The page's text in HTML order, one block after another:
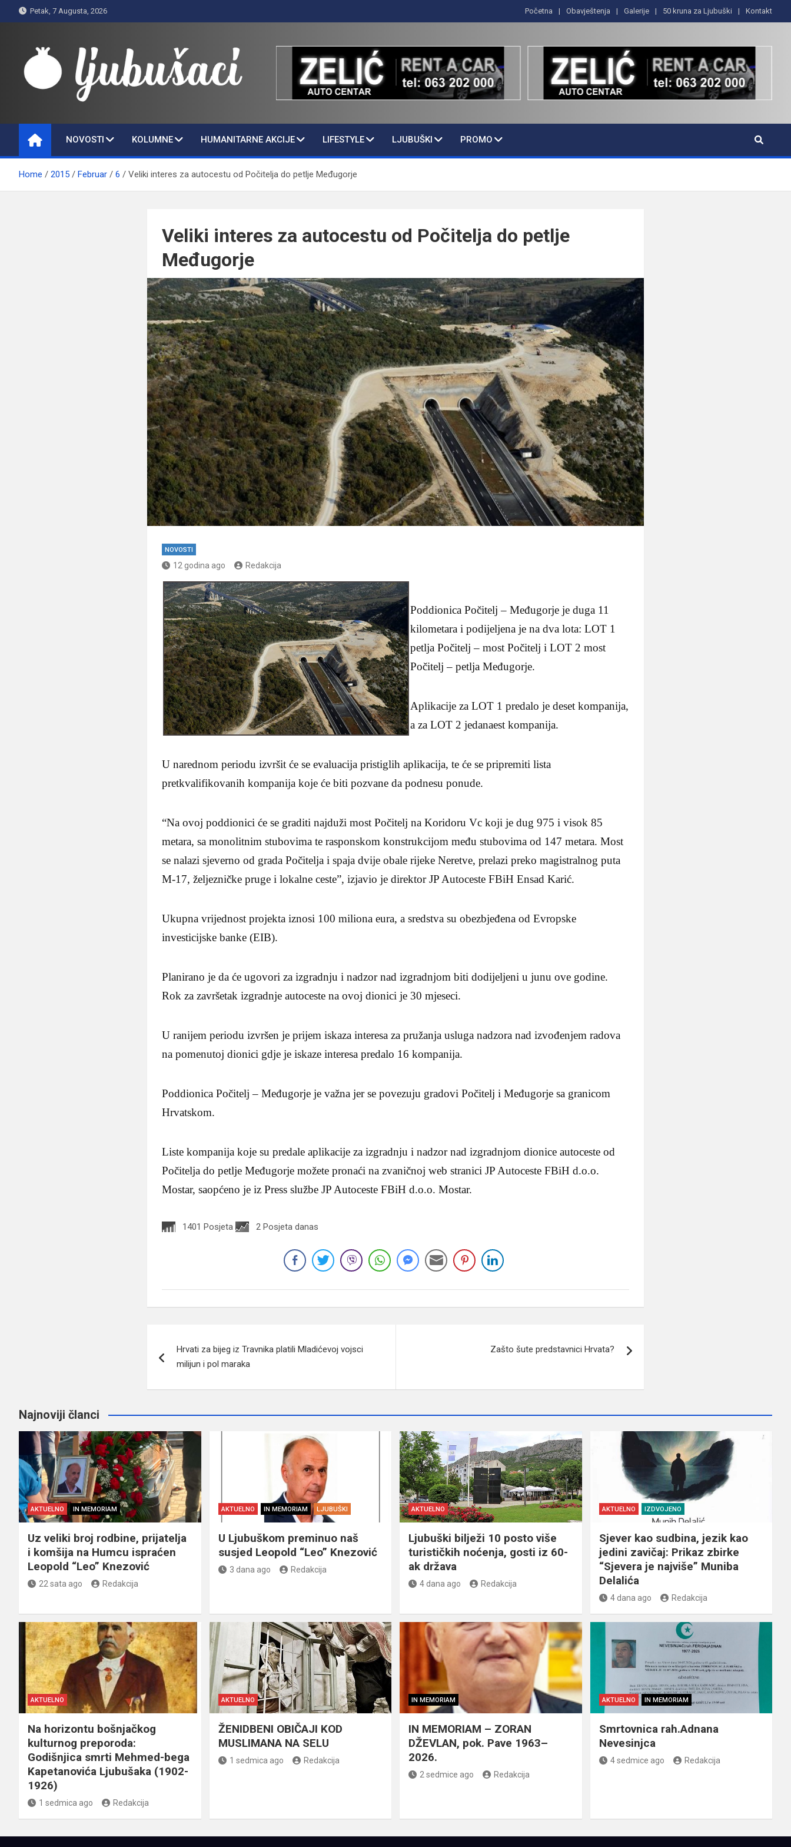
to
Petak, 7 Augusta, 2026 Početna Obavještenja Galerije 50 kruna za Ljubuški Kontakt
Ljubušaci
NOVOSTI KOLUMNE HUMANITARNE AKCIJE LIFESTYLE LJUBUŠKI PROMO
Home 2015 Februar 6 Veliki interes za autocestu od Počitelja do petlje Međugorje
Veliki interes za autocestu od Počitelja do petlje
Međugorje
NOVOSTI
12 godina ago Redakcija
Poddionica Počitelj – Međugorje je duga 11
kilometara i podijeljena je na dva lota: LOT 1
petlja Počitelj – most Počitelj i LOT 2 most
Počitelj – petlja Međugorje.
Aplikacije za LOT 1 predalo je deset kompanija,
a za LOT 2 jedanaest kompanija.
U narednom periodu izvršit će se evaluacija pristiglih aplikacija, te će se pripremiti lista
pretkvalifikovanih kompanija koje će biti pozvane da podnesu ponude.
“Na ovoj poddionici će se graditi najduži most Počitelj na Koridoru Vc koji je dug 975 i visok 85
metara, sa monolitnim stubovima te rasponskom konstrukcijom među stubovima od 147 metara. Most
se nalazi sjeverno od grada Počitelja i spaja dvije obale rijeke Neretve, prelazi preko magistralnog puta
M-17, željezničke pruge i lokalne ceste”, izjavio je direktor JP Autoceste FBiH Ensad Karić.
Ukupna vrijednost projekta iznosi 100 miliona eura, a sredstva su obezbjeđena od Evropske
investicijske banke (EIB).
Planirano je da će ugovori za izgradnju i nadzor nad izgradnjom biti dodijeljeni u junu ove godine.
Rok za završetak izgradnje autoceste na ovoj dionici je 30 mjeseci.
U ranijem periodu izvršen je prijem iskaza interesa za pružanja usluga nadzora nad izvođenjem radova
na pomenutoj dionici gdje je iskaze interesa predalo 16 kompanija.
Poddionica Počitelj – Međugorje je važna jer se povezuju gradovi Počitelj i Međugorje sa granicom
Hrvatskom.
Liste kompanija koje su predale aplikacije za izgradnju i nadzor nad izgradnjom dionice autoceste od
Počitelja do petlje Međugorje možete pronaći na zvaničnoj web stranici JP Autoceste FBiH d.o.o.
Mostar, saopćeno je iz Press službe JP Autoceste FBiH d.o.o. Mostar.
1401 Posjeta 2 Posjeta danas
članaka
Hrvati za bijeg iz Travnika platili Mladićevoj vojsci
milijun i pol maraka
Zašto šute predstavnici Hrvata?
Najnoviji članci
AKTUELNO IN MEMORIAM
Uz veliki broj rodbine, prijatelja
i komšija na Humcu ispraćen
Leopold “Leo” Knezović
22 sata ago Redakcija
AKTUELNO IN MEMORIAM LJUBUŠKI
U Ljubuškom preminuo naš
susjed Leopold “Leo” Knezović
3 dana ago Redakcija
AKTUELNO
Ljubuški bilježi 10 posto više
turističkih noćenja, gosti iz 60-
ak država
4 dana ago Redakcija
AKTUELNO IZDVOJENO
Sjever kao sudbina, jezik kao
jedini zavičaj: Prikaz zbirke
“Sjevera je najviše” Muniba
Delalića
4 dana ago Redakcija
AKTUELNO
Na horizontu bošnjačkog
kulturnog preporoda:
Godišnjica smrti Mehmed-bega
Kapetanovića Ljubušaka (1902-
1926)
1 sedmica ago Redakcija
AKTUELNO
ŽENIDBENI OBIČAJI KOD
MUSLIMANA NA SELU
1 sedmica ago Redakcija
IN MEMORIAM
IN MEMORIAM – ZORAN
DŽEVLAN, pok. Pave 1963–
2026.
2 sedmice ago Redakcija
AKTUELNO IN MEMORIAM
Smrtovnica rah.Adnana
Nevesinjca
4 sedmice ago Redakcija